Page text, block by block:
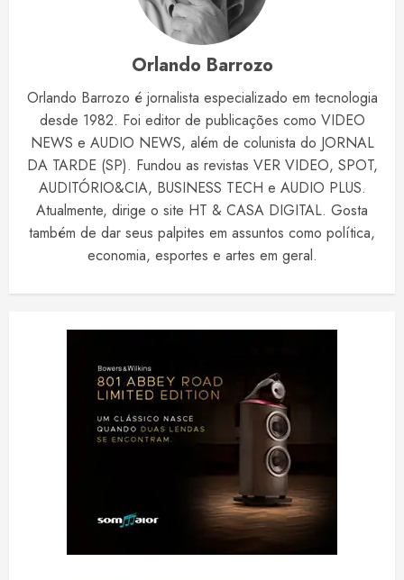
Orlando Barrozo
Orlando Barrozo é jornalista especializado em tecnologia
desde 1982. Foi editor de publicações como VIDEO
NEWS e AUDIO NEWS, além de colunista do JORNAL
DA TARDE (SP). Fundou as revistas VER VIDEO, SPOT,
AUDITÓRIO&CIA, BUSINESS TECH e AUDIO PLUS.
Atualmente, dirige o site HT & CASA DIGITAL. Gosta
também de dar seus palpites em assuntos como política,
economia, esportes e artes em geral.